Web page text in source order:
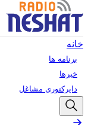
خانه
برنامه ها
خبرها
دایرکتوری مشاغل